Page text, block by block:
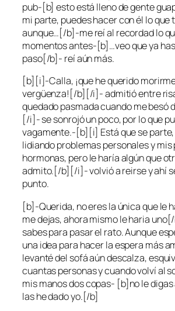
pub-[b] esto está lleno de gente
mi parte, puedes hacer con él lo que
aunque…[/b]-me reí al recordad lo
momentos antes-[b]…veo que ya
paso[/b]- reí aún más.
[b][i]-Calla, ¡que he querido
vergüenza![/b][/i]- admitió entre
quedado pasmada cuando me besó
[/i]- se sonrojó un poco, por lo que
vagamente.-[b][i] Está que se
lidiando problemas personales y mis
hormonas, pero le haría algún que
admito.[/b][/i]- volvió a reirse y ahí
punto.
[b]-Querida, no eres la única que le
me dejas, ahora mismo le haria
sabes para pasar el rato. Aunque
una idea para hacer la espera más
levanté del sofá aún descalza,
cuantas personas y cuando volví al
mis manos dos copas- [b]no le digas
las he dado yo.[/b]